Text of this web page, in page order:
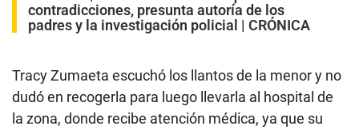
contradicciones, presunta autoría de los
padres y la investigación policial | CRÓNICA
Tracy Zumaeta escuchó los llantos de la menor y no
dudó en recogerla para luego llevarla al hospital de
la zona, donde recibe atención médica, ya que su